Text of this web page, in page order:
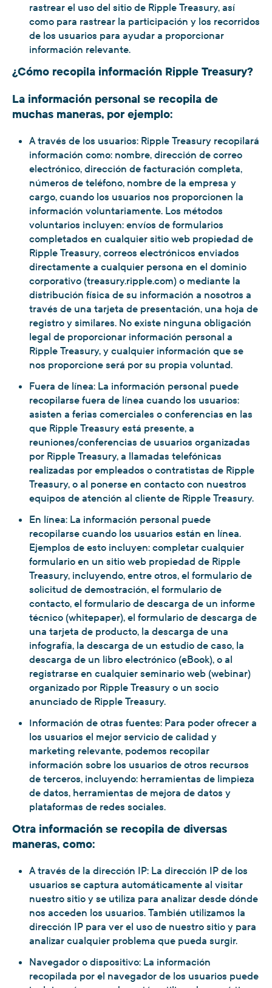
rastrear el uso del sitio de Ripple Treasury, así
como para rastrear la participación y los recorridos
de los usuarios para ayudar a proporcionar
información relevante.
¿Cómo recopila información Ripple Treasury?
La información personal se recopila de
muchas maneras, por ejemplo:
A través de los usuarios: Ripple Treasury recopilará
información como: nombre, dirección de correo
electrónico, dirección de facturación completa,
números de teléfono, nombre de la empresa y
cargo, cuando los usuarios nos proporcionen la
información voluntariamente. Los métodos
voluntarios incluyen: envíos de formularios
completados en cualquier sitio web propiedad de
Ripple Treasury, correos electrónicos enviados
directamente a cualquier persona en el dominio
corporativo (treasury.ripple.com) o mediante la
distribución física de su información a nosotros a
través de una tarjeta de presentación, una hoja de
registro y similares. No existe ninguna obligación
legal de proporcionar información personal a
Ripple Treasury, y cualquier información que se
nos proporcione será por su propia voluntad.
Fuera de línea: La información personal puede
recopilarse fuera de línea cuando los usuarios:
asisten a ferias comerciales o conferencias en las
que Ripple Treasury está presente, a
reuniones/conferencias de usuarios organizadas
por Ripple Treasury, a llamadas telefónicas
realizadas por empleados o contratistas de Ripple
Treasury, o al ponerse en contacto con nuestros
equipos de atención al cliente de Ripple Treasury.
En línea: La información personal puede
recopilarse cuando los usuarios están en línea.
Ejemplos de esto incluyen: completar cualquier
formulario en un sitio web propiedad de Ripple
Treasury, incluyendo, entre otros, el formulario de
solicitud de demostración, el formulario de
contacto, el formulario de descarga de un informe
técnico (whitepaper), el formulario de descarga de
una tarjeta de producto, la descarga de una
infografía, la descarga de un estudio de caso, la
descarga de un libro electrónico (eBook), o al
registrarse en cualquier seminario web (webinar)
organizado por Ripple Treasury o un socio
anunciado de Ripple Treasury.
Información de otras fuentes: Para poder ofrecer a
los usuarios el mejor servicio de calidad y
marketing relevante, podemos recopilar
información sobre los usuarios de otros recursos
de terceros, incluyendo: herramientas de limpieza
de datos, herramientas de mejora de datos y
plataformas de redes sociales.
Otra información se recopila de diversas
maneras, como:
A través de la dirección IP: La dirección IP de los
usuarios se captura automáticamente al visitar
nuestro sitio y se utiliza para analizar desde dónde
nos acceden los usuarios. También utilizamos la
dirección IP para ver el uso de nuestro sitio y para
analizar cualquier problema que pueda surgir.
Navegador o dispositivo: La información
recopilada por el navegador de los usuarios puede